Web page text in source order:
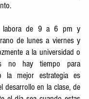
labora de 9 a 6 pm y
de lunes a viernes y
a la universidad o
no hay tiempo para
la mejor estrategia es
desarrollo en la clase, de